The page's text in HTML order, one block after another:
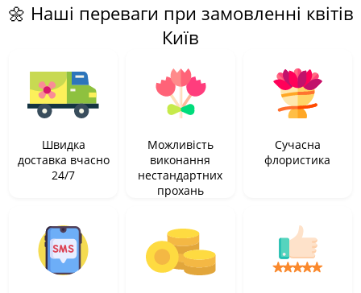
🌼 Наші переваги при замовленні квітів
Київ
Швидка
доставка вчасно
24/7
Можливість
виконання
нестандартних
прохань
Сучасна
флористика